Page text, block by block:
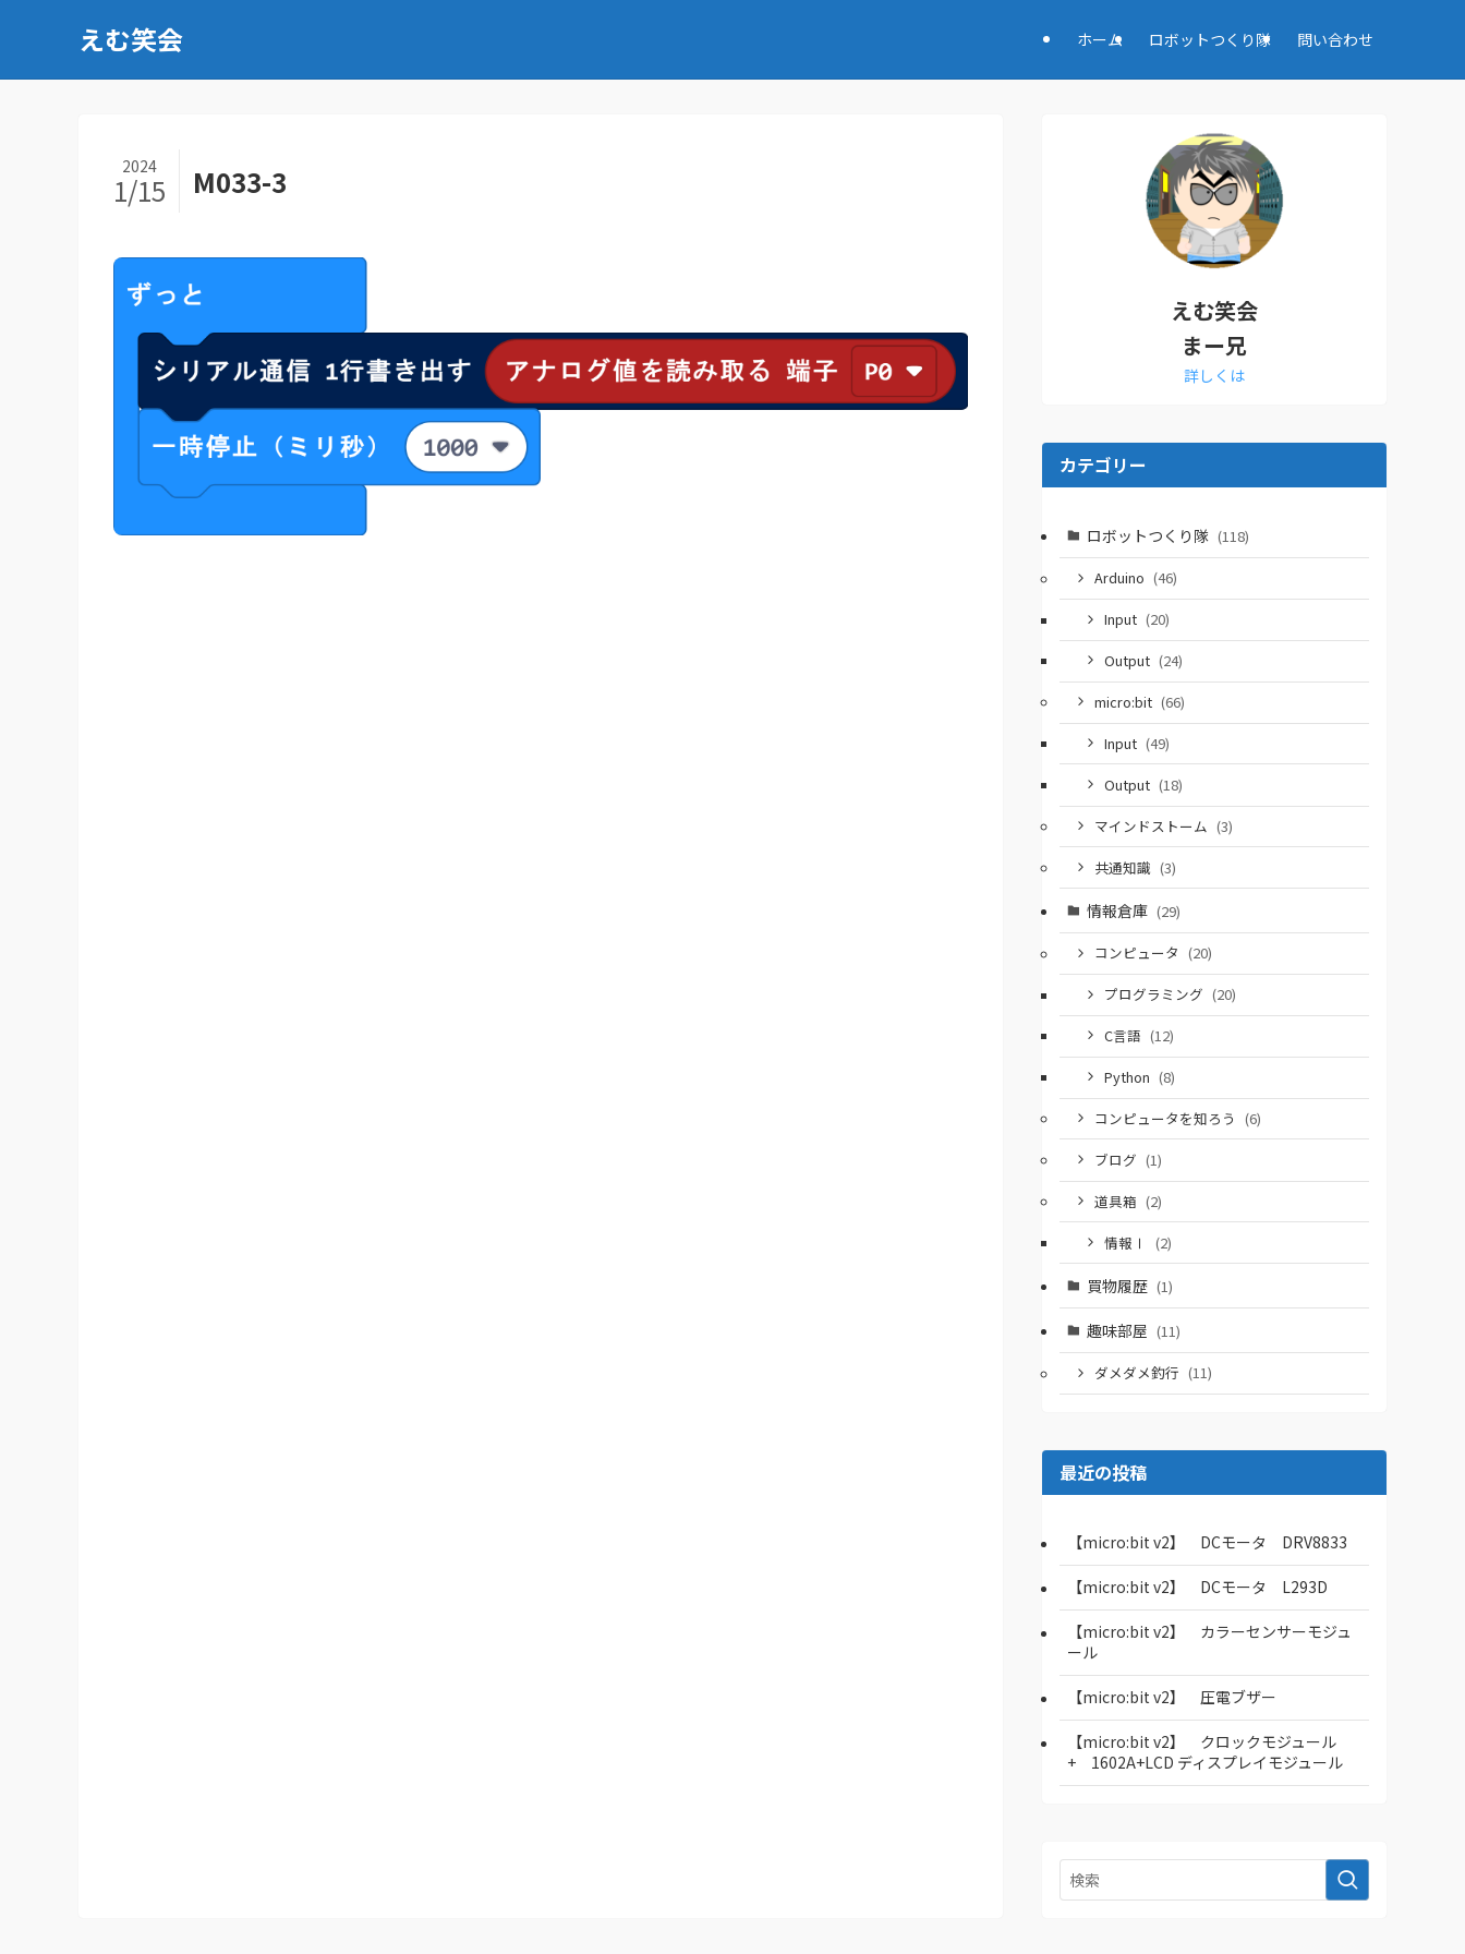
えむ笑会 ホーム ロボットつくり隊 問い合わせ
M033-3
2024
1/15
えむ笑会
まー兄
詳しくは
カテゴリー
ロボットつくり隊 (118)
Arduino (46)
Input (20)
Output (24)
micro:bit (66)
Input (49)
Output (18)
マインドストーム (3)
共通知識 (3)
情報倉庫 (29)
コンピュータ (20)
プログラミング (20)
C言語 (12)
Python (8)
コンピュータを知ろう (6)
ブログ (1)
道具箱 (2)
情報Ⅰ
(2)
買物履歴 (1)
趣味部屋 (11)
ダメダメ釣行 (11)
最近の投稿
【micro:bit v2】 DCモータ DRV8833
【micro:bit v2】 DCモータ L293D
【micro:bit v2】 カラーセンサーモジュ
ール
【micro:bit v2】 圧電ブザー
【micro:bit v2】 クロックモジュール
+ 1602A+LCD ディスプレイモジュール